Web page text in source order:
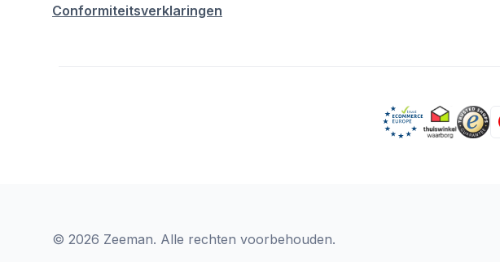
Conformiteitsverklaringen
© 2026 Zeeman. Alle rechten voorbehouden.